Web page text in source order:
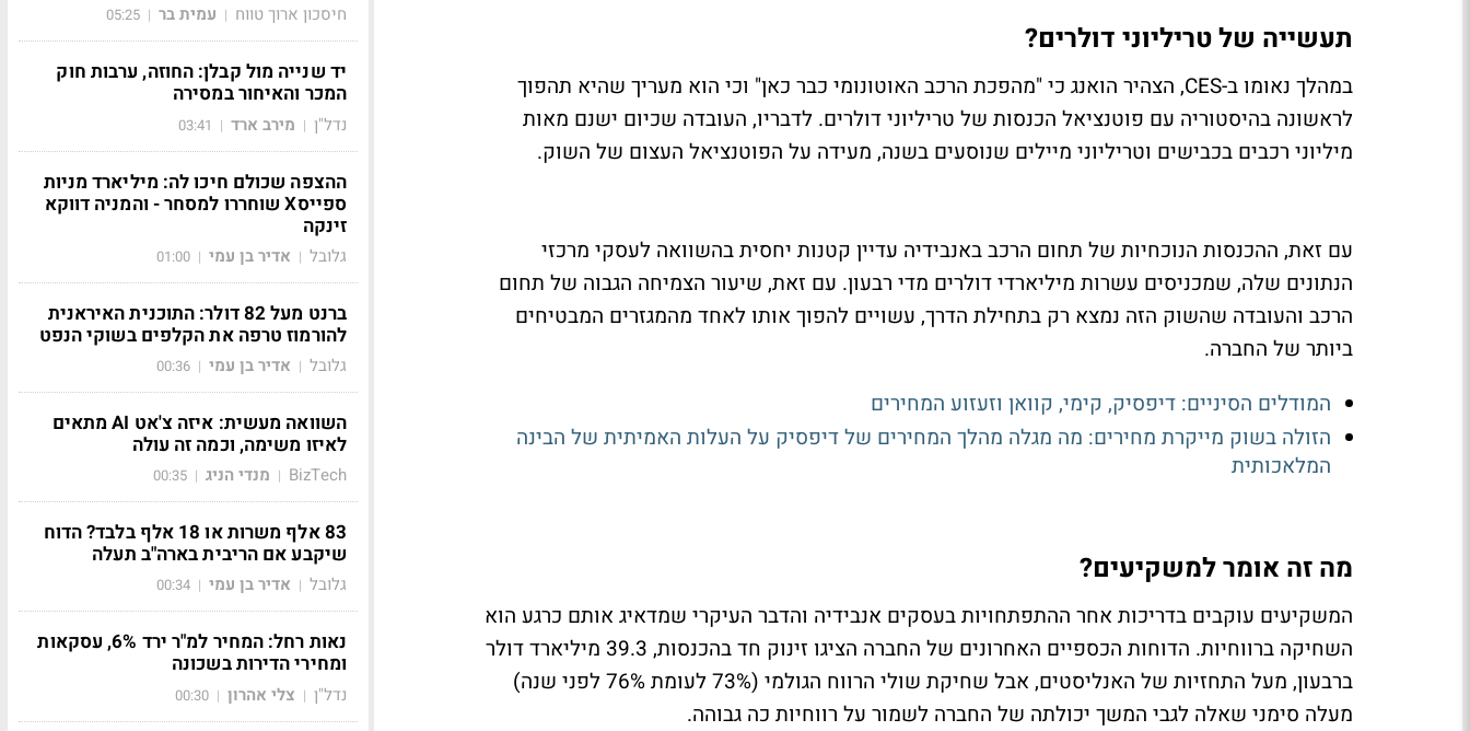
תעשייה של טריליוני דולרים?
במהלך נאומו ב-CES, הצהיר הואנג כי "מהפכת הרכב האוטונומי כבר כאן" וכי הוא מעריך שהיא תהפוך
לראשונה בהיסטוריה עם פוטנציאל הכנסות של טריליוני דולרים. לדבריו, העובדה שכיום ישנם מאות
מיליוני רכבים בכבישים וטריליוני מיילים שנוסעים בשנה, מעידה על הפוטנציאל העצום של השוק.
עם זאת, ההכנסות הנוכחיות של תחום הרכב באנבידיה עדיין קטנות יחסית בהשוואה לעסקי מרכזי
הנתונים שלה, שמכניסים עשרות מיליארדי דולרים מדי רבעון. עם זאת, שיעור הצמיחה הגבוה של תחום
הרכב והעובדה שהשוק הזה נמצא רק בתחילת הדרך, עשויים להפוך אותו לאחד מהמגזרים המבטיחים
ביותר של החברה.
המודלים הסיניים: דיפסיק, קימי, קוואן וזעזוע המחירים
הזולה בשוק מייקרת מחירים: מה מגלה מהלך המחירים של דיפסיק על העלות האמיתית של הבינה
המלאכותית
מה זה אומר למשקיעים?
המשקיעים עוקבים בדריכות אחר ההתפתחויות בעסקים אנבידיה והדבר העיקרי שמדאיג אותם כרגע הוא
השחיקה ברווחיות. הדוחות הכספיים האחרונים של החברה הציגו זינוק חד בהכנסות, 39.3 מיליארד דולר
ברבעון, מעל התחזיות של האנליסטים, אבל שחיקת שולי הרווח הגולמי (73% לעומת 76% לפני שנה)
מעלה סימני שאלה לגבי המשך יכולתה של החברה לשמור על רווחיות כה גבוהה.
חיסכון ארוך טווח | עמית בר |
05:25
יד שנייה מול קבלן: החוזה, ערבות חוק
המכר והאיחור במסירה
נדל"ן | מירב ארד |
03:41
ההצפה שכולם חיכו לה: מיליארד מניות
ספייסX שוחררו למסחר - והמניה דווקא
זינקה
גלובל | אדיר בן עמי |
01:00
ברנט מעל 82 דולר: התוכנית האיראנית
להורמוז טרפה את הקלפים בשוקי הנפט
גלובל | אדיר בן עמי |
00:36
השוואה מעשית: איזה צ'אט AI מתאים
לאיזו משימה, וכמה זה עולה
BizTech
| מנדי הניג |
00:35
83 אלף משרות או 18 אלף בלבד? הדוח
שיקבע אם הריבית בארה"ב תעלה
גלובל | אדיר בן עמי |
00:34
נאות רחל: המחיר למ"ר ירד 6%, עסקאות
ומחירי הדירות בשכונה
נדל"ן | צלי אהרון |
00:30